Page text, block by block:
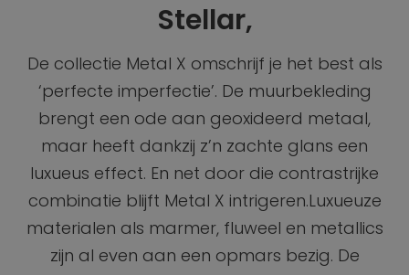
Stellar,
De collectie Metal X omschrijf je het best als
‘perfecte imperfectie’. De muurbekleding
brengt een ode aan geoxideerd metaal,
maar heeft dankzij z’n zachte glans een
luxueus effect. En net door die contrastrijke
combinatie blijft Metal X intrigeren.Luxueuze
materialen als marmer, fluweel en metallics
zijn al even aan een opmars bezig. De